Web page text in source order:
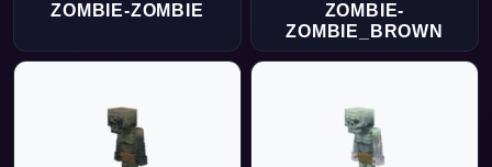
ZOMBIE-ZOMBIE
ZOMBIE-
ZOMBIE_BROWN